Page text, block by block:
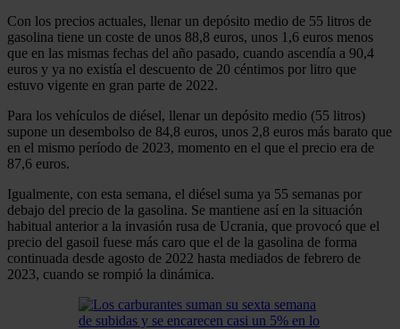
Con los precios actuales, llenar un depósito medio de 55 litros de
gasolina tiene un coste de unos 88,8 euros, unos 1,6 euros menos
que en las mismas fechas del año pasado, cuando ascendía a 90,4
euros y ya no existía el descuento de 20 céntimos por litro que
estuvo vigente en gran parte de 2022.
Para los vehículos de diésel, llenar un depósito medio (55 litros)
supone un desembolso de 84,8 euros, unos 2,8 euros más barato que
en el mismo período de 2023, momento en el que el precio era de
87,6 euros.
Igualmente, con esta semana, el diésel suma ya 55 semanas por
debajo del precio de la gasolina. Se mantiene así en la situación
habitual anterior a la invasión rusa de Ucrania, que provocó que el
precio del gasoil fuese más caro que el de la gasolina de forma
continuada desde agosto de 2022 hasta mediados de febrero de
2023, cuando se rompió la dinámica.